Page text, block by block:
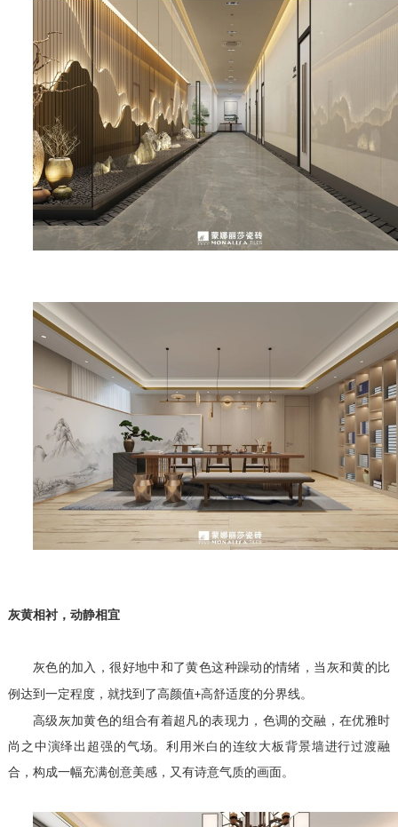
灰黄相衬，动静相宜
灰色的加入，很好地中和了黄色这种躁动的情绪，当灰和黄的比
例达到一定程度，就找到了高颜值+高舒适度的分界线。
高级灰加黄色的组合有着超凡的表现力，色调的交融，在优雅时
尚之中演绎出超强的气场。利用米白的连纹大板背景墙进行过渡融
合，构成一幅充满创意美感，又有诗意气质的画面。